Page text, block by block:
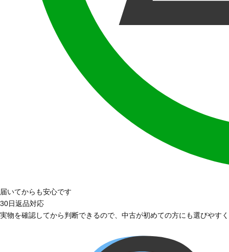
届いてからも安心です
30日返品対応
実物を確認してから判断できるので、中古が初めての方にも選びやす